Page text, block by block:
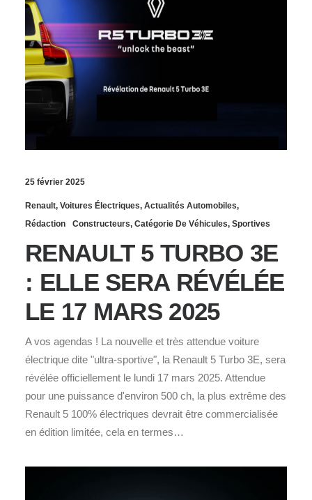
25 février 2025
Renault, Voitures Électriques, Actualités Automobiles,
Rédaction
Constructeurs, Catégorie De Véhicules, Sportives
RENAULT 5 TURBO 3E
: ELLE SERA RÉVÉLÉE
LE 17 MARS 2025
A vos agendas ! La nouvelle et très attendue voiture
électrique dite "ultra-sportive", la Renault 5 Turbo 3E, sera
révélée officiellement le lundi 17 mars 2025. Attendue
pour une puissance d'environ 500 ch, la plus extrême des
Renault 5 100% électriques devrait être commercialisée
en édition limitée, cela en termes…